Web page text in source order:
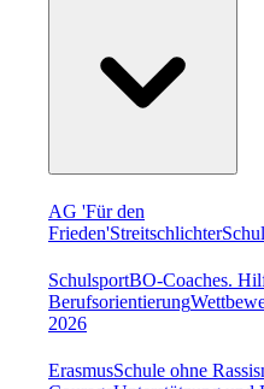
AG 'Für den
Frieden'Streitschlichter
SchulsportBO-Coaches.
Berufsorientierung
2026
ErasmusSchule ohne